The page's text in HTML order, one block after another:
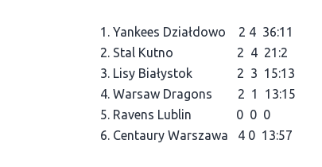
Yankees Działdowo 2 4 36:11
Stal Kutno 2 4 21:2
Lisy Białystok 2 3 15:13
Warsaw Dragons 2 1 13:15
Ravens Lublin 0 0 0
Centaury Warszawa 4 0 13:57